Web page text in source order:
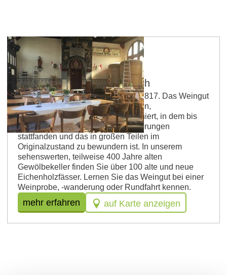
Weingut Geschwister Schuch
Ein traditionsreiches Weingut seit 1817. Das Weingut
wird von einem denkmalgeschützten,
kirchenähnlichen Kelterhaus dominiert, in dem bis
1939 die Niersteiner Weinversteigerungen
stattfanden und das in großen Teilen im
Originalzustand zu bewundern ist. In unserem
sehenswerten, teilweise 400 Jahre alten
Gewölbekeller finden Sie über 100 alte und neue
Eichenholzfässer. Lernen Sie das Weingut bei einer
Weinprobe, -wanderung oder Rundfahrt kennen.
mehr erfahren auf Karte anzeigen